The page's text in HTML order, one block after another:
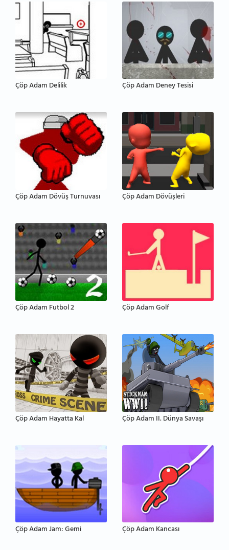
Çöp Adam Delilik Çöp Adam Deney Tesisi
Çöp Adam Dövüş Turnuvası Çöp Adam Dövüşleri
Çöp Adam Futbol 2 Çöp Adam Golf
Çöp Adam Hayatta Kal Çöp Adam II. Dünya Savaşı
Çöp Adam Jam: Gemi Çöp Adam Kancası